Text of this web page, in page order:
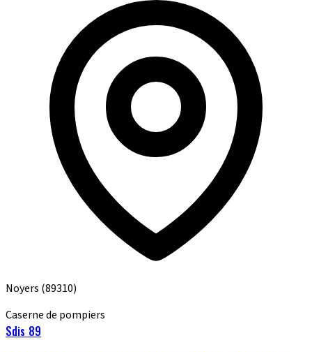
Noyers (89310)
Caserne de pompiers
Sdis 89